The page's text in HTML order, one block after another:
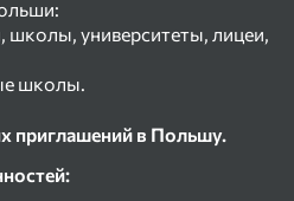
школы, университеты, лицеи,
школы.
приглашений в Польшу.